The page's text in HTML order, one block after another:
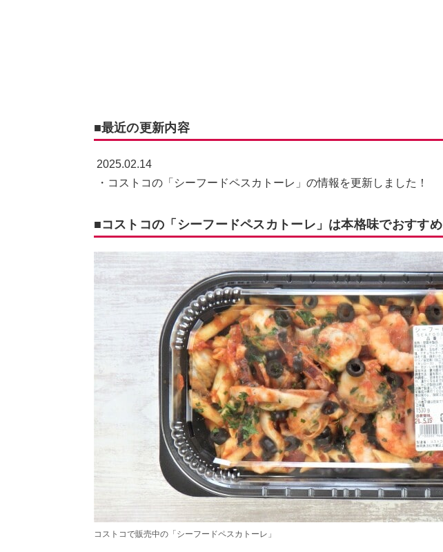
■最近の更新内容
2025.02.14
・コストコの「シーフードペスカトーレ」の情報を更新しました！
■コストコの「シーフードペスカトーレ」は本格味でおすすめ
コストコで販売中の「シーフードペスカトーレ」